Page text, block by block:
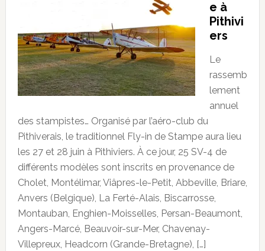
e à
Pithivi
ers
Le
rassemb
lement
annuel
des stampistes… Organisé par l’aéro-club du
Pithiverais, le traditionnel Fly-in de Stampe aura lieu
les 27 et 28 juin à Pithiviers. À ce jour, 25 SV-4 de
différents modèles sont inscrits en provenance de
Cholet, Montélimar, Viâpres-le-Petit, Abbeville, Briare,
Anvers (Belgique), La Ferté-Alais, Biscarrosse,
Montauban, Enghien-Moisselles, Persan-Beaumont,
Angers-Marcé, Beauvoir-sur-Mer, Chavenay-
Villepreux, Headcorn (Grande-Bretagne), […]